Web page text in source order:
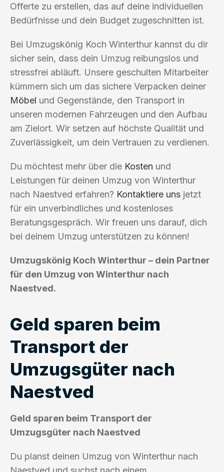
Offerte zu erstellen, das auf deine individuellen
Bedürfnisse und dein Budget zugeschnitten ist.
Bei Umzugskönig Koch Winterthur kannst du dir
sicher sein, dass dein Umzug reibungslos und
stressfrei abläuft. Unsere geschulten Mitarbeiter
kümmern sich um das sichere Verpacken deiner
Möbel und Gegenstände, den Transport in
unseren modernen Fahrzeugen und den Aufbau
am Zielort. Wir setzen auf höchste Qualität und
Zuverlässigkeit, um dein Vertrauen zu verdienen.
Du möchtest mehr über die Kosten und
Leistungen für deinen Umzug von Winterthur
nach Naestved erfahren? Kontaktiere uns jetzt
für ein unverbindliches und kostenloses
Beratungsgespräch. Wir freuen uns darauf, dich
bei deinem Umzug unterstützen zu können!
Umzugskönig Koch Winterthur – dein Partner
für den Umzug von Winterthur nach
Naestved.
Geld sparen beim
Transport der
Umzugsgüter nach
Naestved
Geld sparen beim Transport der
Umzugsgüter nach Naestved
Du planst deinen Umzug von Winterthur nach